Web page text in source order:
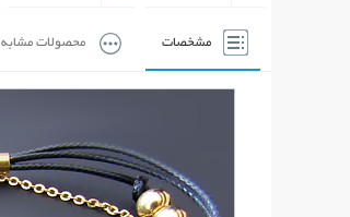
مشخصات محصولات مشابه